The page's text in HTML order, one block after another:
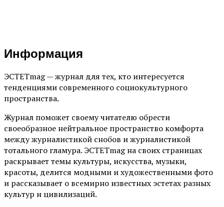
Информация
ЭСТЕТmag — журнал для тех, кто интересуется
тенденциями современного социокультурного
пространства.
Журнал поможет своему читателю обрести
своеобразное нейтральное пространство комфорта
между журналистикой снобов и журналистикой
тотального гламура. ЭСТЕТmag на своих страницах
раскрывает темы культуры, искусства, музыки,
красоты, делится модными и художественными фото
и рассказывает о всемирно известных эстетах разных
культур и цивилизаций.